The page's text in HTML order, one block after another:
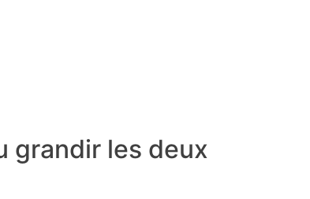
grandir les deux